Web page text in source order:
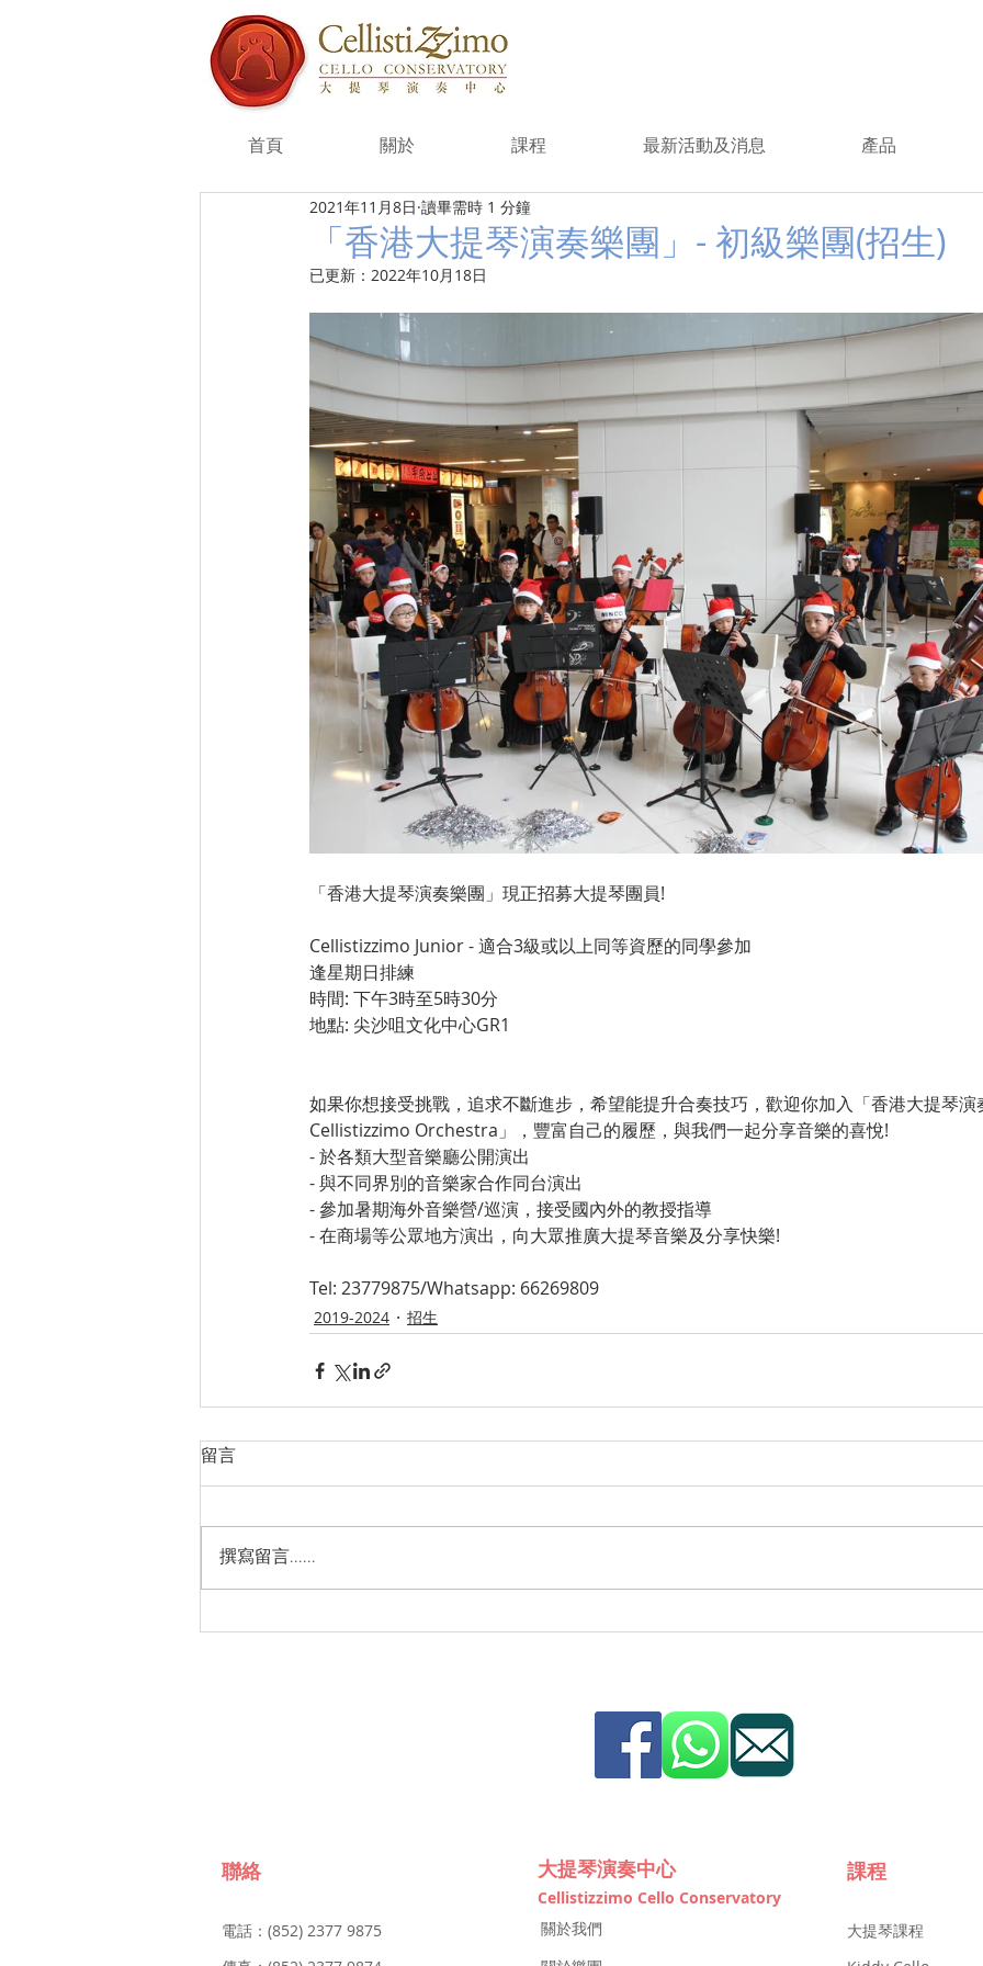
首頁 關於 課程 最新活動及消息 產品
「香港大提琴演奏樂團」- 初級樂團(招生)
2021年11月8日 讀畢需時 1 分鐘
已更新： 2022年10月18日
「香港大提琴演奏樂團」現正招募大提琴團員!
Cellistizzimo Junior - 適合3級或以上同等資歷的同學參加
逢星期日排練
時間: 下午3時至5時30分
地點: 尖沙咀文化中心GR1
如果你想接受挑戰，追求不斷進步，希望能提升合奏技巧，歡迎你加入「香港大提琴
Cellistizzimo Orchestra」，豐富自己的履歷，與我們一起分享音樂的喜悅!
- 於各類大型音樂廳公開演出
- 與不同界別的音樂家合作同台演出
- 參加暑期海外音樂營/巡演，接受國內外的教授指導
- 在商場等公眾地方演出，向大眾推廣大提琴音樂及分享快樂!
Tel: 23779875/Whatsapp: 66269809
2019-2024 招生
留言
撰寫留言......
聯絡
電話：(852) 2377 9875
大提琴演奏中心
Cellistizzimo Cello Conservatory
關於我們
課程
大提琴課程